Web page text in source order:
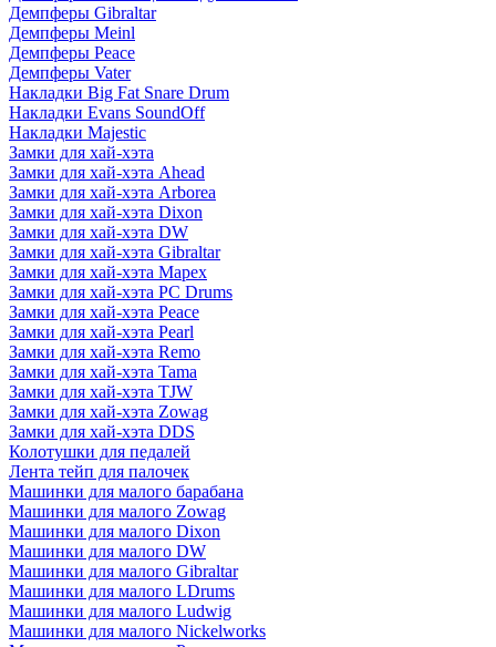
Демпферы Gibraltar
Демпферы Meinl
Демпферы Peace
Демпферы Vater
Накладки Big Fat Snare Drum
Накладки Evans SoundOff
Накладки Majestic
Замки для хай-хэта
Замки для хай-хэта Ahead
Замки для хай-хэта Arborea
Замки для хай-хэта Dixon
Замки для хай-хэта DW
Замки для хай-хэта Gibraltar
Замки для хай-хэта Mapex
Замки для хай-хэта PC Drums
Замки для хай-хэта Peace
Замки для хай-хэта Pearl
Замки для хай-хэта Remo
Замки для хай-хэта Tama
Замки для хай-хэта TJW
Замки для хай-хэта Zowag
Замки для хай-хэта DDS
Колотушки для педалей
Лента тейп для палочек
Машинки для малого барабана
Машинки для малого Zowag
Машинки для малого Dixon
Машинки для малого DW
Машинки для малого Gibraltar
Машинки для малого LDrums
Машинки для малого Ludwig
Машинки для малого Nickelworks